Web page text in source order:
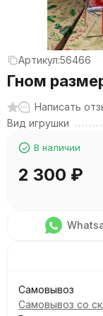
Артикул:56466
Гном
Написать
Вид игрушки
В наличии
2 300 ₽
Самовывоз
Самовывоз со